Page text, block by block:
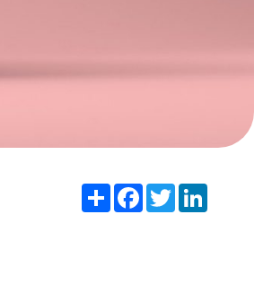
Share Facebook
Twitter